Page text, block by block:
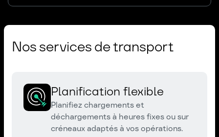
Nos services de transport
Planification flexible
Planifiez chargements et
déchargements à heures fixes ou sur
créneaux adaptés à vos opérations.